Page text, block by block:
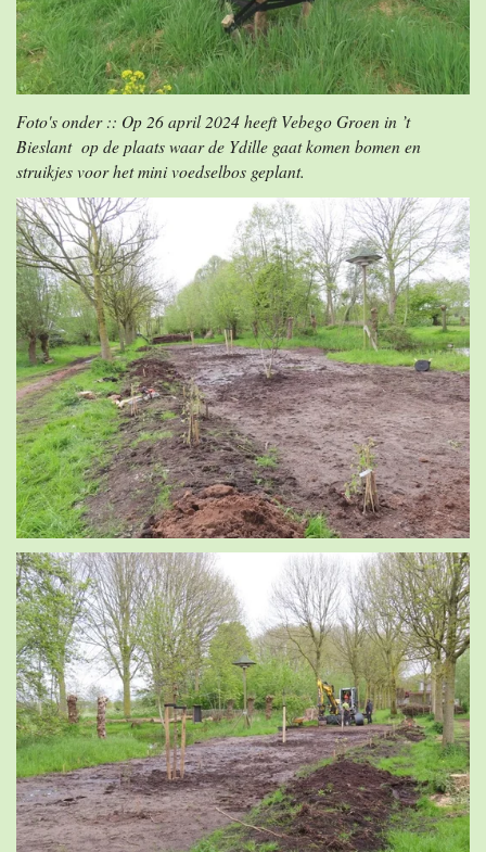
Foto's onder :: Op 26 april 2024 heeft Vebego Groen in ’t
Bieslant op de plaats waar de Ydille gaat komen bomen en
struikjes voor het mini voedselbos geplant.